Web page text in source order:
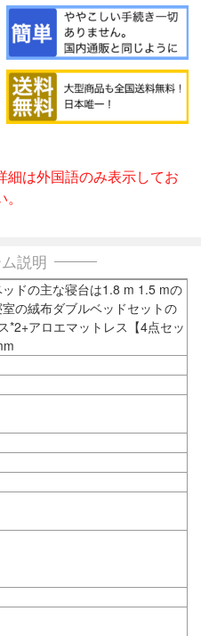
細は外国語のみ表示してお
説明
ドの主な寝台は1.8 m 1.5 mの
の絨布ダブルベッドセットの
*2+アロエマットレス【4点セッ